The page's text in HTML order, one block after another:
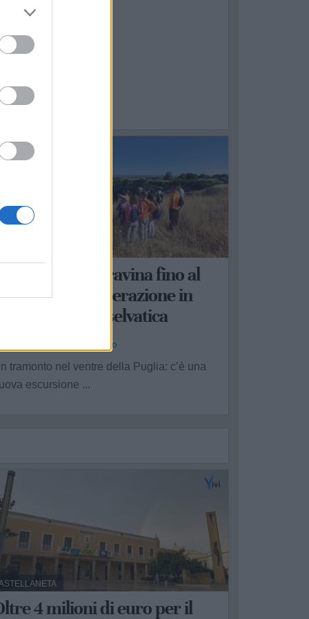
Escursione in Gravina fino al
con liberazione in
natura di fauna selvatica
Redazione - ven 31 luglio
tramonto nel ventre della Puglia: c’è una
escursione ...
4 milioni di euro per il